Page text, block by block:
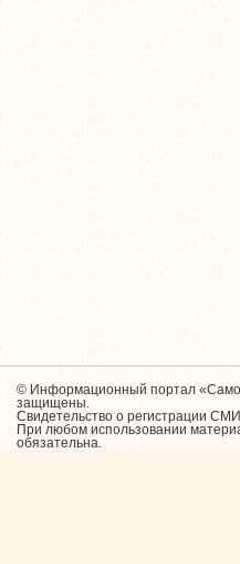
© Информационный портал
защищены.
Свидетельство о регистрации
При любом использовании
обязательна.